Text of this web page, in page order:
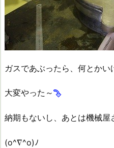
ガスであぶったら、何とかい
大変やった～
納期もないし、あとは機械屋
(o^∇^o)ﾉ